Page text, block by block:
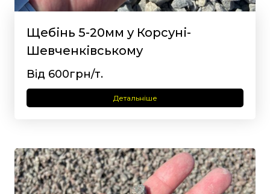
Щебінь 5-20мм у Корсуні-
Шевченківському
Від 600грн/т.
Детальніше